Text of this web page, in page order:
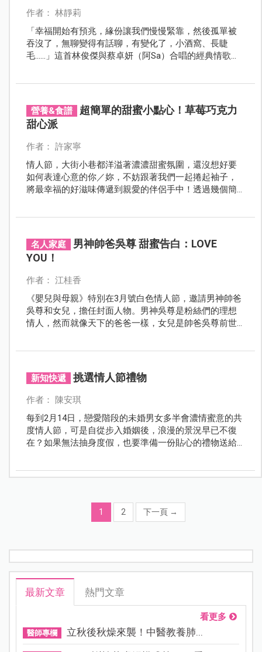
作者： 林靜莉
「幸福開始有預兆，緣份讓我們慢慢緊靠，然後孤單被
吞沒了，無聊變得有話聊，有變化了，小酒窩、長睫
毛……」這首林俊傑與蔡卓妍（阿Sa）合唱的經典情歌，
會冷場？又該如何度過浪漫情人節，才能讓感情甜蜜蜜
呢？
營養&食譜
超簡單的甜蜜小點心！草莓巧克力
甜心派
作者： 許家寧
情人節，大街小巷都洋溢著濃濃甜蜜氛圍，還沒想好要
如何表達心意的你／妳，不妨跟著我們一起捲起袖子，
將最幸福的好滋味傳遞到親愛的伴侶手中！透過幾個簡
名人家庭
男神帥爸吳尊 甜蜜告白：LOVE
YOU！
作者： 江桂香
《嬰兒與母親》特別在3月號白色情人節，邀請男神帥爸
吳尊和女兒，擔任封面人物。男神吳尊是粉絲們的理想
情人，然而就像天下的爸爸一樣，女兒是帥爸吳尊前世
白色情人節快樂！
新知快遞 挑選情人節禮物
作者： 陳安琪
每到2月14日，戀愛階段的未婚男女多半會濃情蜜意的共
度情人節，可是自從步入婚姻後，浪漫的景況早已不復
在？如果無法抽身度假，也要準備一份貼心的禮物送給
1 2 下一頁 →
最新文章 熱門文章
看更多
醫師專欄 立秋後秋燥來襲！中醫教養肺...